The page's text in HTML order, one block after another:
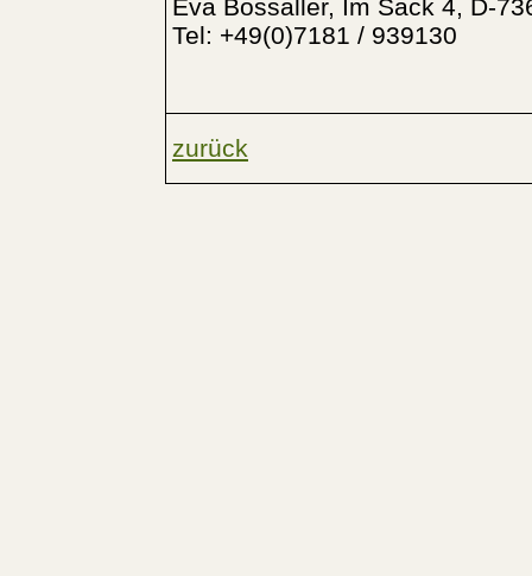
Eva Bossaller, Im Sack 4, D-
Tel: +49(0)7181 / 939130
zurück